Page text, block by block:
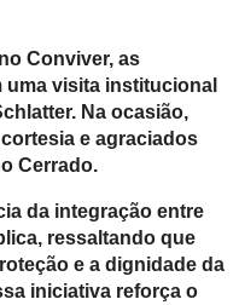
Conviver, as
visita institucional
Na ocasião,
e agraciados
Cerrado.
da integração entre
ressaltando que
e a dignidade da
iniciativa reforça o